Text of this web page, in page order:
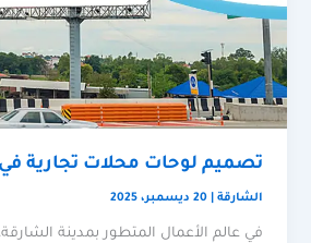
تصميم لوحات محلات تجارية
الشارقة |20 ديسمبر، 2025
في عالم الأعمال المتطور بمدينة